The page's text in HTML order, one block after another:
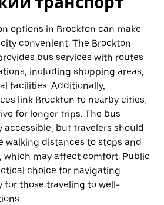
options in Brockton can make
convenient. The Brockton
bus services with routes
including shopping areas,
facilities. Additionally,
link Brockton to nearby cities,
for longer trips. The bus
accessible, but travelers should
walking distances to stops and
which may affect comfort. Public
choice for navigating
for those traveling to well-